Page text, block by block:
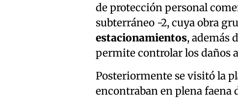
de protección personal
subterráneo -2, cuya obra
estacionamientos, además
permite controlar los daños
Posteriormente se visitó la
encontraban en plena